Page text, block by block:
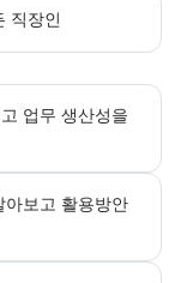
직장인
안내한다. 더보기
업무 생산성을
아보고 활용방안